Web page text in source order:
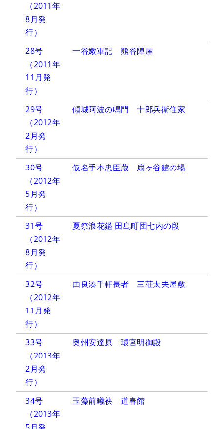
（2011年
8月発
行）
28号
（2011年
11月発
行）
一谷嫩軍記 熊谷陣屋
29号
（2012年
2月発
行）
傾城阿波の鳴門 十郎兵衛住家
30号
（2012年
5月発
行）
仮名手本忠臣蔵 扇ヶ谷館の場
31号
（2012年
8月発
行）
夏祭浪花鑑 田島町団七内の段
32号
（2012年
11月発
行）
由良湊千軒長者 三荘太夫屋敷
33号
（2013年
2月発
行）
奥州安達原 環宮明御殿
34号
（2013年
玉藻前曦袂 道春館